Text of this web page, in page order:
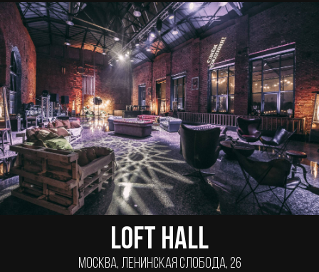
Loft Hall
Москва, Ленинская Слобода, 26